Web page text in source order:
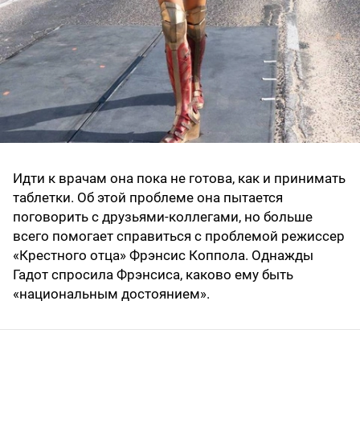
Идти к врачам она пока не готова, как и принимать
таблетки. Об этой проблеме она пытается
поговорить с друзьями-коллегами, но больше
всего помогает справиться с проблемой режиссер
«Крестного отца» Фрэнсис Коппола. Однажды
Гадот спросила Фрэнсиса, каково ему быть
«национальным достоянием».